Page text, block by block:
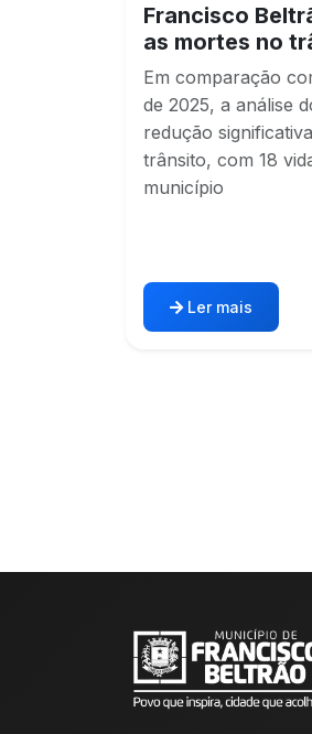
Francisco
as mortes no
Em comparação
de 2025, a análise
redução
trânsito, com 18
município
Ler mais